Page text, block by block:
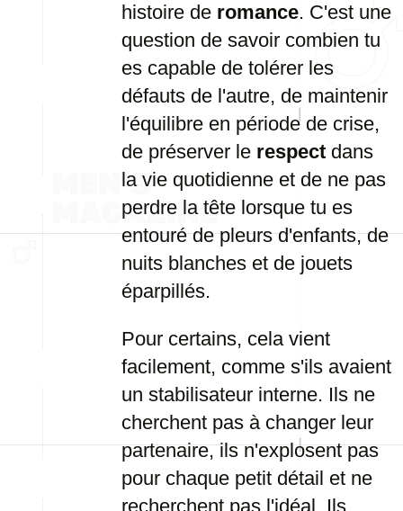
histoire de romance. C'est une
question de savoir combien tu
es capable de tolérer les
défauts de l'autre, de maintenir
l'équilibre en période de crise,
de préserver le respect dans
la vie quotidienne et de ne pas
perdre la tête lorsque tu es
entouré de pleurs d'enfants, de
nuits blanches et de jouets
éparpillés.
Pour certains, cela vient
facilement, comme s'ils avaient
un stabilisateur interne. Ils ne
cherchent pas à changer leur
partenaire, ils n'explosent pas
pour chaque petit détail et ne
recherchent pas l'idéal. Ils